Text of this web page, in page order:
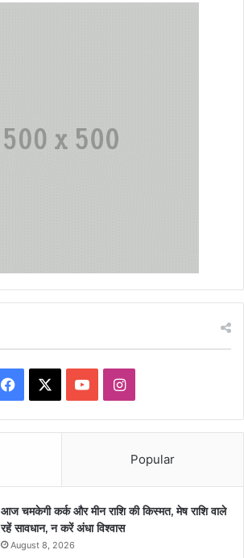
Facebook YouTubeInstagram
Popular
आज चमकेगी कर्क और मीन राशि की किस्मत, मेष राशि वाले
रहें सावधान, न करें अंधा विश्वास
August 8, 2026